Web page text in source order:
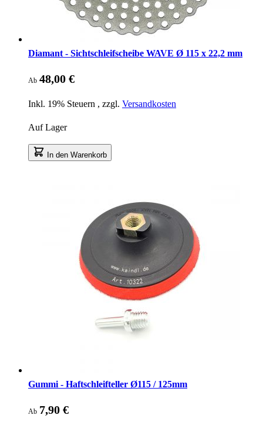
Diamant - Sichtschleifscheibe WAVE Ø 115 x 22,2 mm
Ab 48,00 €
Inkl. 19% Steuern , zzgl. Versandkosten
Auf Lager
In den Warenkorb
Gummi - Haftschleifteller Ø115 / 125mm
Ab 7,90 €